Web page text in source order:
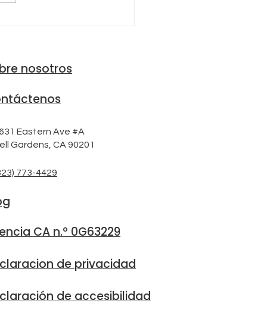
nosotros
Eastern Ave #A
Gardens, CA 90201
773-4429
CA n.º 0G63229
de privacidad
de accesibilidad